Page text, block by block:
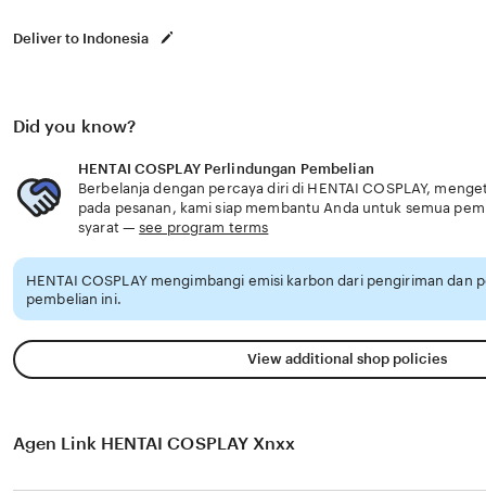
Deliver to Indonesia
Did you know?
HENTAI COSPLAY Perlindungan Pembelian
Berbelanja dengan percaya diri di HENTAI COSPLAY,
pada pesanan, kami siap membantu Anda untuk semua
syarat —see program terms
HENTAI COSPLAY mengimbangi emisi karbon dari pengiriman dan
pembelian ini.
View additional shop policies
Agen Link HENTAI COSPLAY Xnxx